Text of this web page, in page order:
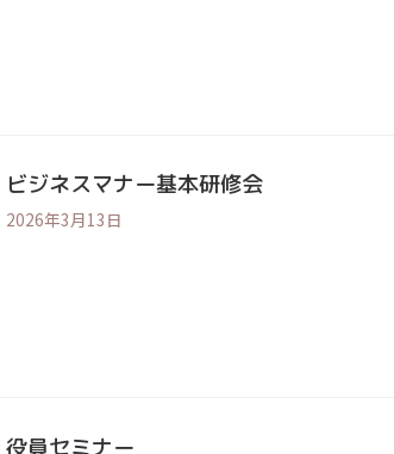
ビジネスマナー基本研修会
2026年3月13日
役員セミナー